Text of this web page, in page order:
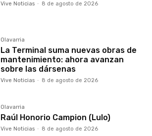
Vive Noticias - 8 de agosto de 2026
Olavarria
La Terminal suma nuevas obras de
mantenimiento: ahora avanzan
sobre las dársenas
Vive Noticias - 8 de agosto de 2026
Olavarria
Raúl Honorio Campion (Lulo)
Vive Noticias - 8 de agosto de 2026